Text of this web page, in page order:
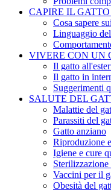
CAPIRE IL GATTO
Cosa sapere
Linguaggio
VIVERE CON UN
Il gatto
Il gatto in
Suggerimenti
SALUTE DEL
Malattie del
Parassiti del
Gatto anziano
Riproduzione
Igiene e cure
Sterilizzazione
Vaccini per il
Obesità del